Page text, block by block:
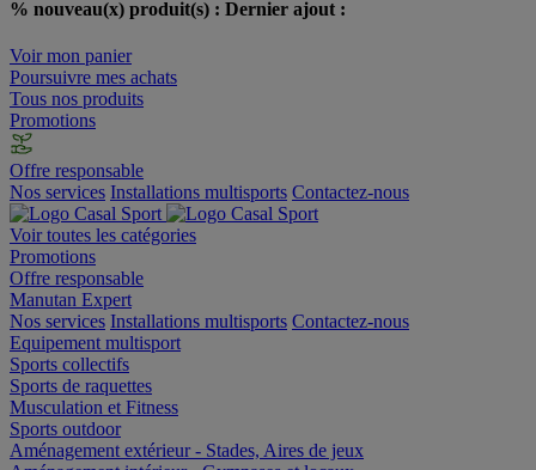
% nouveau(x) produit(s) : Dernier ajout :
Voir mon panier
Poursuivre mes achats
Tous nos produits
Promotions
Offre responsable
Nos services Installations multisports Contactez-nous
Voir toutes les catégories
Promotions
Offre responsable
Manutan Expert
Nos services Installations multisports Contactez-nous
Equipement multisport
Sports collectifs
Sports de raquettes
Musculation et Fitness
Sports outdoor
Aménagement extérieur - Stades, Aires de jeux